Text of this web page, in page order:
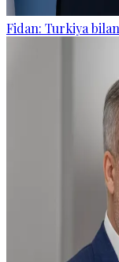
Fidan: Turkiya